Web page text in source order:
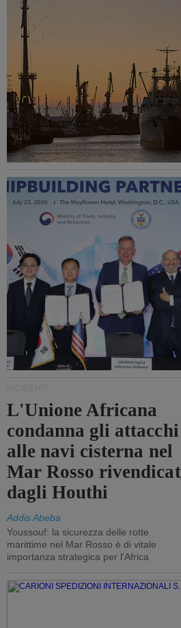
L'Unione Africana
condanna gli attacchi
alle navi cisterna nel
Mar Rosso
dagli Houthi
Addis Abeba
Youssouf: la sicurezza delle rotte
marittime nel Mar Rosso è di vitale
importanza strategica per l'Africa